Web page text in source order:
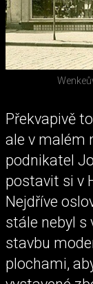
Překvapivě
ale v malém
podnikatel
postavit si v
Nejdříve
stále nebyl s
stavbu
plochami,